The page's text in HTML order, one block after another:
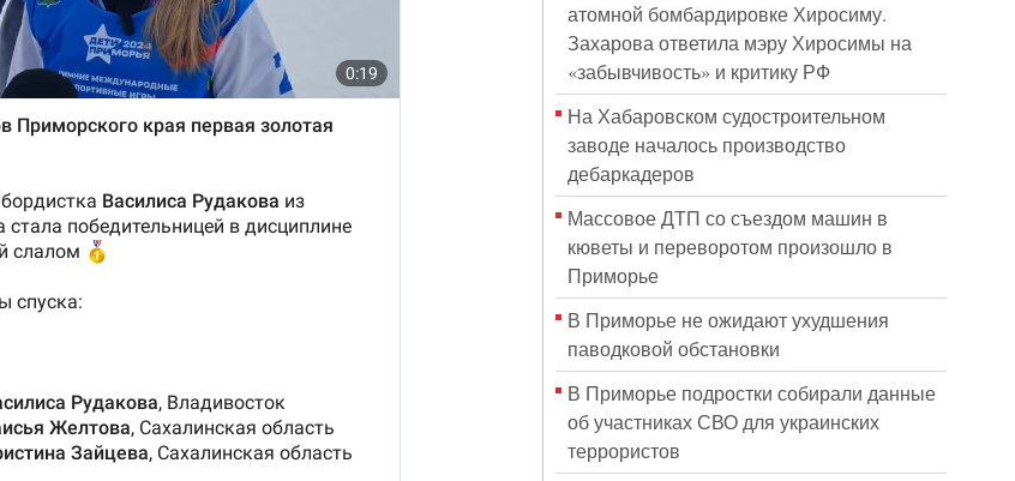
атомной бомбардировке Хиросиму.
Захарова ответила мэру Хиросимы на
«забывчивость» и критику РФ
На Хабаровском судостроительном
заводе началось производство
дебаркадеров
Массовое ДТП со съездом машин в
кюветы и переворотом произошло в
Приморье
В Приморье не ожидают ухудшения
паводковой обстановки
В Приморье подростки собирали данные
об участниках СВО для украинских
террористов